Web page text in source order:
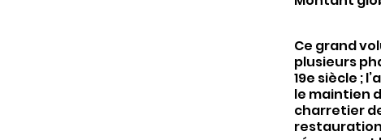
Ce grand
plusieurs
19e siècle ;
le maintien
charretier
restauration